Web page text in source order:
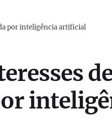
por inteligência artificial